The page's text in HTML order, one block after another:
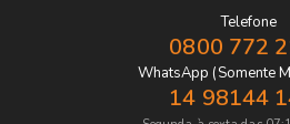
Telefone
0800 772
WhatsApp (Somente
14 98144